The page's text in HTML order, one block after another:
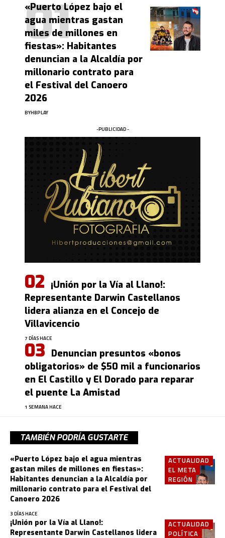
«Puerto López bajo el
agua mientras gastan
miles de millones en
fiestas»: Habitantes
denuncian a la Alcaldía por
millonario contrato para
el Festival del Canoero
2026
BYHBPLAY
-PUBLICIDAD -
¡Unión por la Vía al Llano!:
Representante Darwin Castellanos
lidera alianza en el Concejo de
Villavicencio
7 DÍAS HACE
Denuncian presuntos «bonos
obligatorios» de $50 mil a funcionarios
en El Castillo y El Dorado para reparar
el puente La Amistad
1 SEMANA HACE
TAMBIÉN PODRÍA GUSTARTE
ACTUALIDAD
EL META
REGIÓN
«Puerto López bajo el agua mientras
gastan miles de millones en fiestas»:
Habitantes denuncian a la Alcaldía por
millonario contrato para el Festival del
Canoero 2026
3 DÍAS HACE
ACTUALIDAD
POLÍTICA
¡Unión por la Vía al Llano!:
Representante Darwin Castellanos lidera